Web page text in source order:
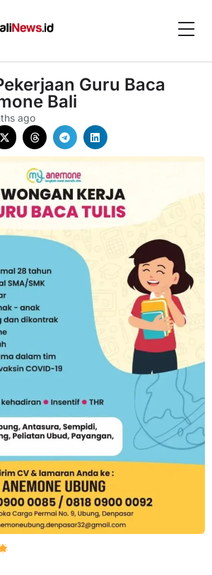
Guru Baca
Bali
ago